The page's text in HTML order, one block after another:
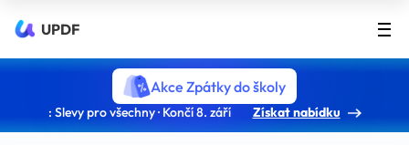
UPDF
Akce Zpátky do školy
: Slevy pro všechny · Končí 8. září Získat nabídku